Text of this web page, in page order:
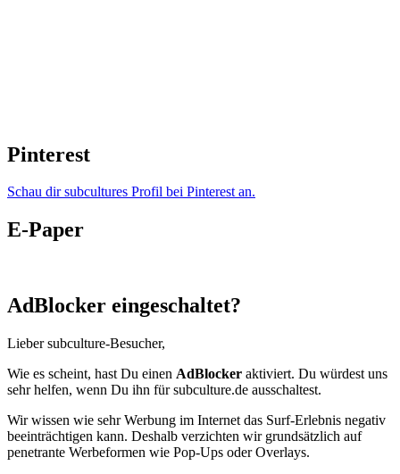
Pinterest
Schau dir subcultures Profil bei Pinterest an.
E-Paper
AdBlocker eingeschaltet?
Lieber subculture-Besucher,
Wie es scheint, hast Du einen AdBlocker aktiviert. Du würdest uns
sehr helfen, wenn Du ihn für subculture.de ausschaltest.
Wir wissen wie sehr Werbung im Internet das Surf-Erlebnis negativ
beeinträchtigen kann. Deshalb verzichten wir grundsätzlich auf
penetrante Werbeformen wie Pop-Ups oder Overlays.